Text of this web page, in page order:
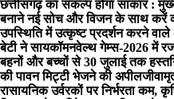
छत्तीसगढ़ का संकल्प होगा साकार :
बनाने नई सोच और विजन के साथ करें
उपस्थिति में उत्कृष्ट प्रदर्शन करने वाले
बेटी ने सायकॉमनवेल्थ गेम्स-2026 में
बहनों और बच्चों से 30 जुलाई तक
की पावन मिट्टी भेजने की अपील
रासायनिक उर्वरकों पर निर्भरता कम,